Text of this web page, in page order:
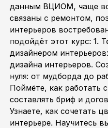
данным ВЦИОМ, чаще
связаны с ремонтом,
интерьеров
подойдёт этот курс: 1.
дизайнером
дизайна интерьеров.
нуля: от мудборда до
Поймёте, как работать
составлять бриф и
Узнаете, как сочетать
интерьере. Научитесь